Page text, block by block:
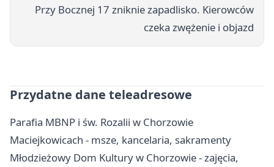
Przy Bocznej 17 zniknie zapadlisko. Kierowców
czeka zwężenie i objazd
Przydatne dane teleadresowe
Parafia MBNP i św. Rozalii w Chorzowie
Maciejkowicach - msze, kancelaria, sakramenty
Młodzieżowy Dom Kultury w Chorzowie - zajęcia,